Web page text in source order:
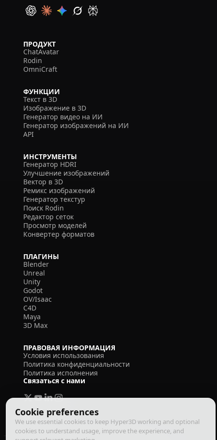
Cookie preferences
We use essential cookies to keep Hyper3D working and optional
cookies to understand usage, improve the experience, and
ПРОДУКТ
ChatAvatar
Rodin
OmniCraft
ФУНКЦИИ
Текст в 3D
Изображение в 3D
Генератор видео на ИИ
Генератор изображений на ИИ
API
ИНСТРУМЕНТЫ
Генератор HDRI
Улучшение изображений
Вектор в 3D
Ремикс изображений
Генератор текстур
Поиск Rodin
Редактор сеток
Просмотр моделей
Конвертер форматов
ПЛАГИНЫ
Blender
Unreal
Unity
Godot
OV/Isaac
C4D
Maya
3D Max
ПРАВОВАЯ ИНФОРМАЦИЯ
Условия использования
Политика конфиденциальности
Политика исполнения
Связаться с нами